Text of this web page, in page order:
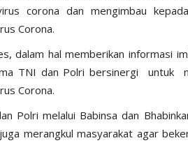
corona dan mengimbau
Corona.
dalam hal memberikan informasi
TNI dan Polri bersinergi untuk
Corona.
Polri melalui Babinsa dan
merangkul masyarakat agar
Polres Manggarai Barat Jun 26, 2023 1035